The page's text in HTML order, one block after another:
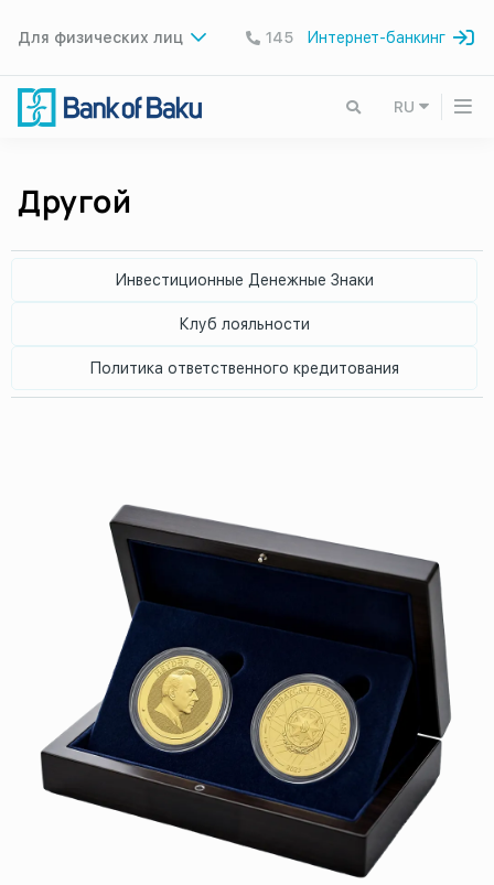
Для физических лиц 145 Интернет-банкинг
RU
Другой
Инвестиционные Денежные Знаки
Клуб лояльности
Политика ответственного кредитования